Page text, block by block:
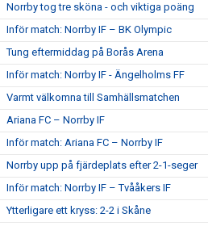
Norrby tog tre sköna - och viktiga poäng
Inför match: Norrby IF – BK Olympic
Tung eftermiddag på Borås Arena
Inför match: Norrby IF - Ängelholms FF
Varmt välkomna till Samhällsmatchen
Ariana FC – Norrby IF
Inför match: Ariana FC – Norrby IF
Norrby upp på fjärdeplats efter 2-1-seger
Inför match: Norrby IF – Tvååkers IF
Ytterligare ett kryss: 2-2 i Skåne